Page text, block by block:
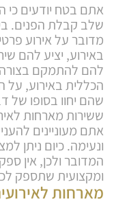
אתם בטח יודעים כי
שלב קבלת הפנים.
מדובר על אירוע
באירוע, יציע להם
להם להתמקם בצורה
הכללית באירוע,
שהם יחוו בסופו של
ששירות מארחות
אתם מעוניינים
ונעימה. כיום ניתן
המדובר ולכן, אין
ומקצועית שתספק
מארחות